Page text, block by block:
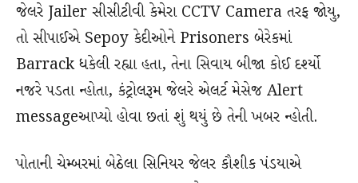
જેલરે Jailer સીસીટીવી કેમેરા CCTV Camera તરફ જોયુ,
તો સીપાઈએ Sepoy કેદીઓને Prisoners બેરેકમાં
Barrack ધકેલી રહ્યા હતા, તેના સિવાય બીજા કોઈ દર્શ્યો
નજરે પડતા ન્હોતા, કંટ્રોલરૂમ જેલરે એલર્ટ મેસેજ Alert
messageઆપ્યો હોવા છતાં શું થયું છે તેની ખબર ન્હોતી.
પોતાની ચેમ્બરમાં બેઠેલા સિનિયર જેલર કૌશીક પંડયાએ